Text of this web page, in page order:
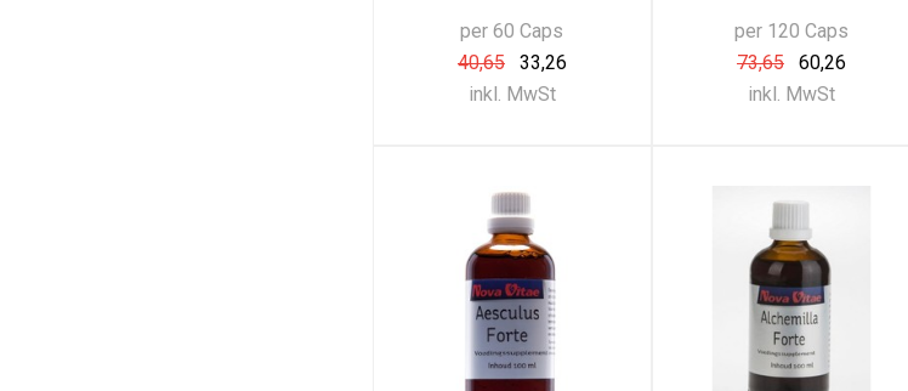
per 60 Caps
40,65
33,26
inkl. MwSt
per 120 Caps
73,65
60,26
inkl. MwSt